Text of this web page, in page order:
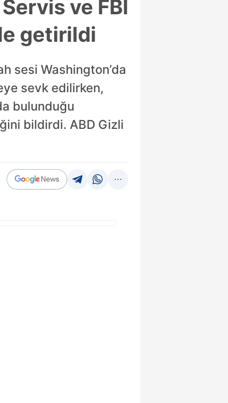
ve FBI
getirildi
sesi Washington’da
sevk edilirken,
bulunduğu
bildirdi. ABD Gizli